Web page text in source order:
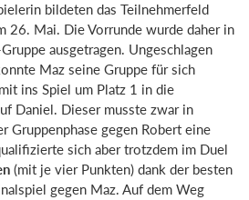
bildeten das Teilnehmerfeld
26. Mai. Die Vorrunde wurde daher in
ausgetragen. Ungeschlagen
Maz seine Gruppe für sich
ins Spiel um Platz 1 in die
Daniel. Dieser musste zwar in
Gruppenphase gegen Robert eine
sich aber trotzdem im Duel
(mit je vier Punkten) dank der besten
gegen Maz. Auf dem Weg